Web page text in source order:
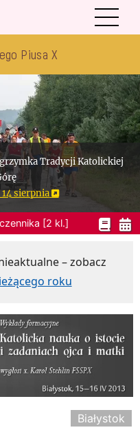
Piusa X
Tradycji Katolickiej
sierpnia
[2 kl.]
– zobacz
roku
Białystok